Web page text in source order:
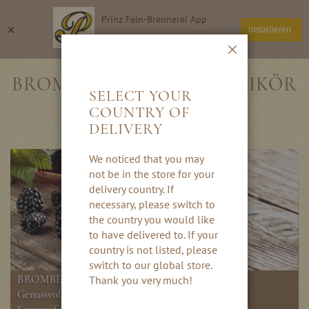
× Prinz Fein-Brennerei App
Installieren
Inhalt
Suche
BROMBEER SCHNAPS & LIKÖR
BROMBEEREN - SÜSS UND SAFTIG
Genussvoller Schnaps und Likör aus den dunkelroten
SELECT YOUR
COUNTRY OF
DELIVERY
We noticed that you may
not be in the store for your
delivery country. If
necessary, please switch to
the country you would like
to have delivered to. If your
country is not listed, please
switch to our global store.
Thank you very much!